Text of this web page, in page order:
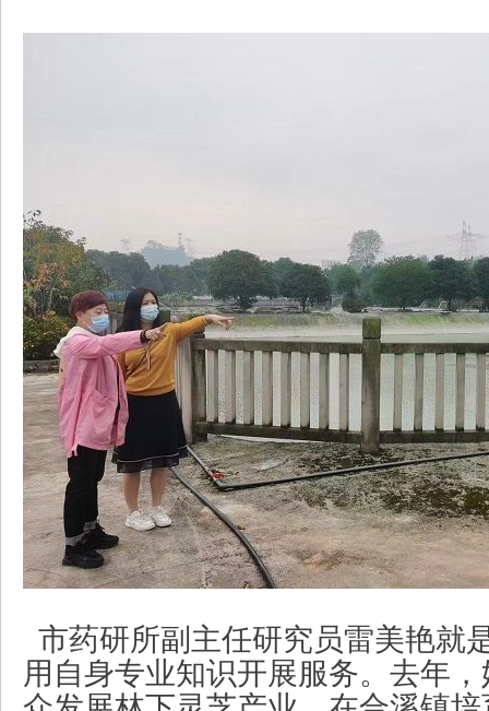
市药研所副主任研究员雷美艳就
用自身专业知识开展服务。去年